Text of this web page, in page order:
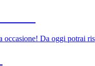
occasione! Da oggi potrai